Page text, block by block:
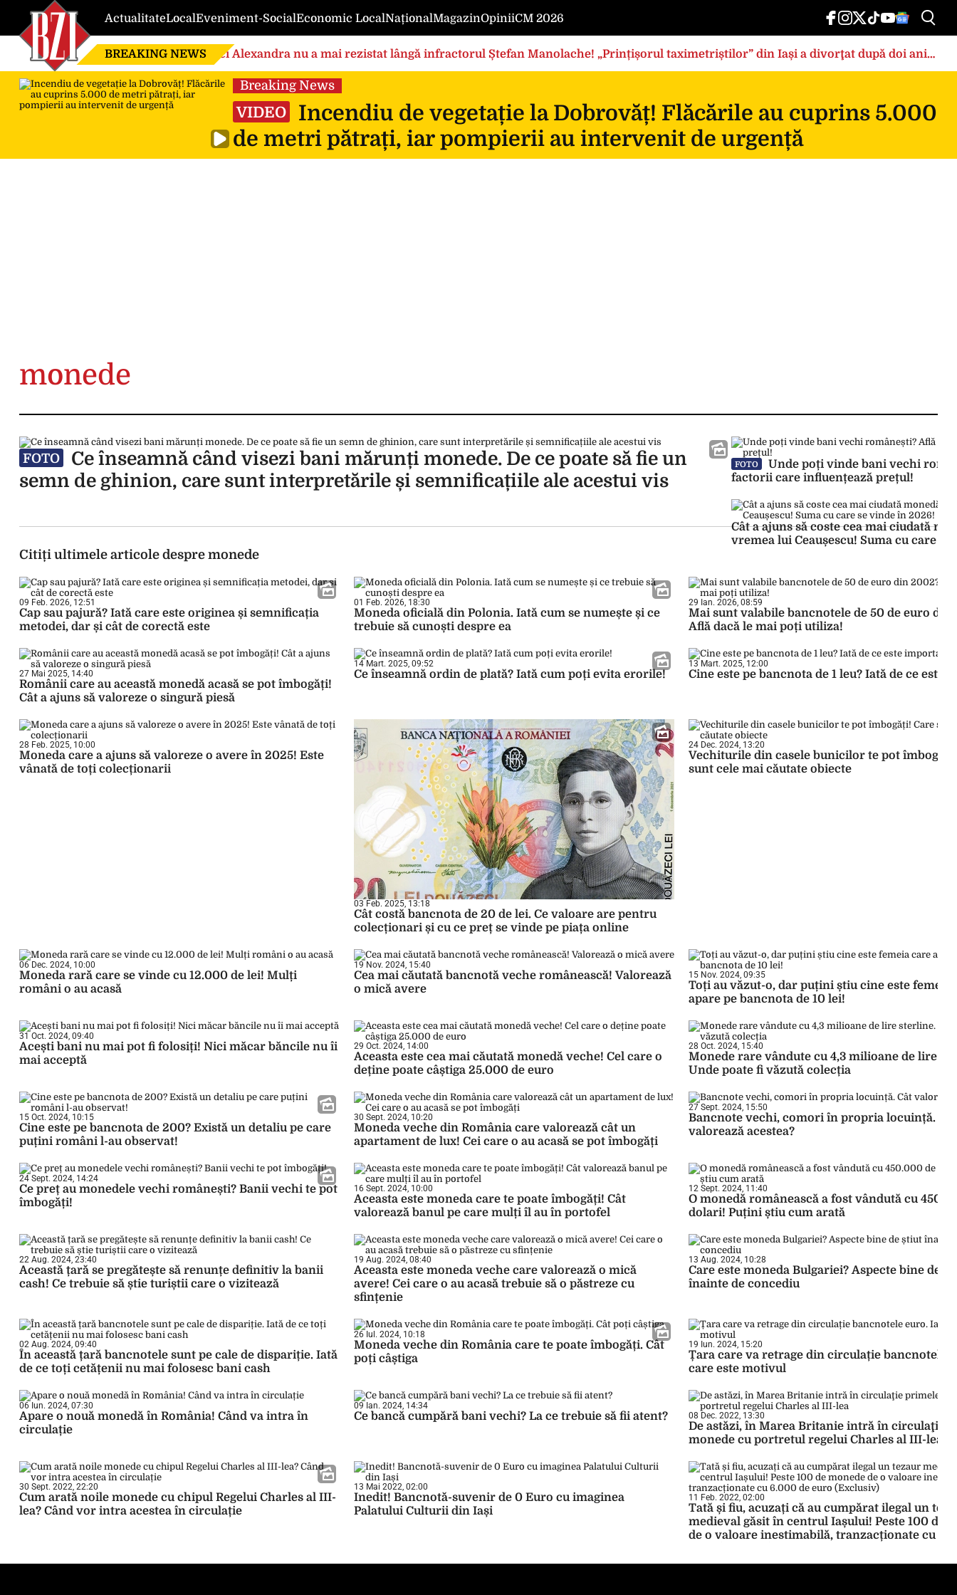
ActualitateLocalEveniment-SocialEconomic LocalNaționalMagazinOpiniiCM 2026
BREAKING NEWS Nici Alexandra nu a mai rezistat lângă infractorul Ștefan Manolache! „Prințișorul taximetriștilor” din Iași a divorţat după doi ani
de căsnicie
Breaking News
VIDEO
Incendiu de vegetație la Dobrovăț! Flăcările au cuprins 5.000
de metri pătrați, iar pompierii au intervenit de urgență
monede
FOTO
Ce înseamnă când visezi bani mărunți monede. De ce poate să fie un
semn de ghinion, care sunt interpretările și semnificațiile ale acestui vis
FOTO
Unde poți vinde bani vechi
factorii care influențează prețul!
Cât a ajuns să coste cea mai ciudată
vremea lui Ceaușescu! Suma cu care
Citiți ultimele articole despre monede
09 Feb. 2026, 12:51
Cap sau pajură? Iată care este originea și semnificația
metodei, dar și cât de corectă este
01 Feb. 2026, 18:30
Moneda oficială din Polonia. Iată cum se numește și ce
trebuie să cunoști despre ea
29 Ian. 2026, 08:59
Mai sunt valabile bancnotele de 50 de euro din
Află dacă le mai poți utiliza!
27 Mai 2025, 14:40
Românii care au această monedă acasă se pot îmbogăți!
Cât a ajuns să valoreze o singură piesă
14 Mart. 2025, 09:52
Ce înseamnă ordin de plată? Iată cum poți evita erorile!
13 Mart. 2025, 12:00
Cine este pe bancnota de 1 leu? Iată de ce este
28 Feb. 2025, 10:00
Moneda care a ajuns să valoreze o avere în 2025! Este
vânată de toți colecționarii
03 Feb. 2025, 13:18
Cât costă bancnota de 20 de lei. Ce valoare are pentru
colecționari și cu ce preț se vinde pe piața online
24 Dec. 2024, 13:20
Vechiturile din casele bunicilor te pot îmbogăți!
sunt cele mai căutate obiecte
06 Dec. 2024, 10:00
Moneda rară care se vinde cu 12.000 de lei! Mulți
români o au acasă
19 Nov. 2024, 15:40
Cea mai căutată bancnotă veche românească! Valorează
o mică avere
15 Nov. 2024, 09:35
Toți au văzut-o, dar puțini știu cine este femeia
apare pe bancnota de 10 lei!
31 Oct. 2024, 09:40
Acești bani nu mai pot fi folosiți! Nici măcar băncile nu îi
mai acceptă
29 Oct. 2024, 14:00
Aceasta este cea mai căutată monedă veche! Cel care o
deține poate câștiga 25.000 de euro
28 Oct. 2024, 15:40
Monede rare vândute cu 4,3 milioane de lire
Unde poate fi văzută colecția
15 Oct. 2024, 10:15
Cine este pe bancnota de 200? Există un detaliu pe care
puțini români l-au observat!
30 Sept. 2024, 10:20
Moneda veche din România care valorează cât un
apartament de lux! Cei care o au acasă se pot îmbogăți
27 Sept. 2024, 15:50
Bancnote vechi, comori în propria locuință. Cât
valorează acestea?
24 Sept. 2024, 14:24
Ce preț au monedele vechi românești? Banii vechi te pot
îmbogăți!
16 Sept. 2024, 10:00
Aceasta este moneda care te poate îmbogăți! Cât
valorează banul pe care mulți îl au în portofel
12 Sept. 2024, 11:40
O monedă românească a fost vândută cu
dolari! Puțini știu cum arată
22 Aug. 2024, 23:40
Această țară se pregătește să renunțe definitiv la banii
cash! Ce trebuie să știe turiștii care o vizitează
19 Aug. 2024, 08:40
Aceasta este moneda veche care valorează o mică
avere! Cei care o au acasă trebuie să o păstreze cu
sfințenie
13 Aug. 2024, 10:28
Care este moneda Bulgariei? Aspecte bine de
înainte de concediu
02 Aug. 2024, 09:40
În această țară bancnotele sunt pe cale de dispariție. Iată
de ce toți cetățenii nu mai folosesc bani cash
26 Iul. 2024, 10:18
Moneda veche din România care te poate îmbogăți. Cât
poți câștiga
19 Iun. 2024, 15:20
Țara care va retrage din circulație bancnotele
care este motivul
06 Iun. 2024, 07:30
Apare o nouă monedă în România! Când va intra în
circulație
09 Ian. 2024, 14:34
Ce bancă cumpără bani vechi? La ce trebuie să fii atent? 08 Dec. 2022, 13:30
De astăzi, în Marea Britanie intră în circulaţie
monede cu portretul regelui Charles al III-lea
30 Sept. 2022, 22:20
Cum arată noile monede cu chipul Regelui Charles al III-
lea? Când vor intra acestea în circulație
13 Mai 2022, 02:00
Inedit! Bancnotă-suvenir de 0 Euro cu imaginea
Palatului Culturii din Iași
11 Feb. 2022, 02:00
Tată și fiu, acuzați că au cumpărat ilegal un
medieval găsit în centrul Iașului! Peste 100 de
de o valoare inestimabilă, tranzacționate cu